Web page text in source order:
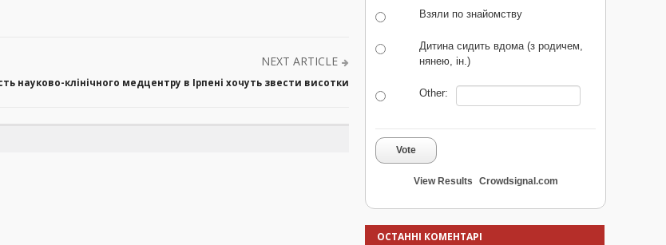
NEXT ARTICLE
науково-клінічного медцентру в Ірпені хочуть звести висотки
Взяли по знайомству
Дитина сидить вдома (з родичем,
нянею, ін.)
Other:
Vote
View Results Crowdsignal.com
ОСТАННІ КОМЕНТАРІ